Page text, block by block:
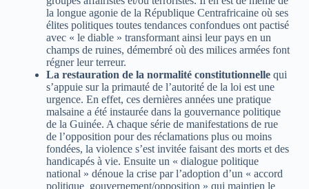
la longue agonie de la République Centrafricaine où ses
élites politiques toutes tendances confondues ont pactisé
avec « le diable » transformant ainsi leur pays en un
champs de ruines, démembré où des milices armées font
régner leur terreur.
La restauration de la normalité constitutionnellequi
s’appuie sur la primauté de l’autorité de la loi est une
urgence. En effet, ces dernières années une pratique
malsaine a été instaurée dans la gouvernance politique
de la Guinée. A chaque série de manifestations de rue
de l’opposition pour des réclamations plus ou moins
fondées, la violence s’est invitée faisant des morts et des
handicapés à vie. Ensuite un « dialogue politique
national » dénoue la crise par l’adoption d’un « accord
politique gouvernement/opposition » qui maintien le